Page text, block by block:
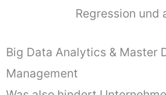
Regression und
Big Data Analytics & Master
Management